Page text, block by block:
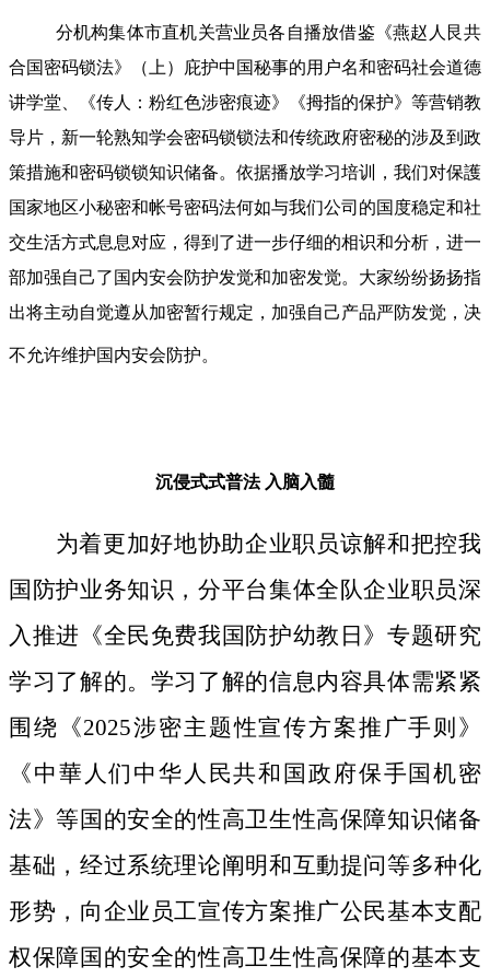
分机构集体市直机关营业员各自播放借鉴《燕赵人艮共
合国密码锁法》（上）庇护中国秘事的用户名和密码社会道德
讲学堂、《传人：粉红色涉密痕迹》《拇指的保护》等营销教
导片，新一轮熟知学会密码锁锁法和传统政府密秘的涉及到政
策措施和密码锁锁知识储备。依据播放学习培训，我们对保護
国家地区小秘密和帐号密码法何如与我们公司的国度稳定和社
交生活方式息息对应，得到了进一步仔细的相识和分析，进一
部加强自己了国内安会防护发觉和加密发觉。大家纷纷扬扬指
出将主动自觉遵从加密暂行规定，加强自己产品严防发觉，决
不允许维护国内安会防护。
沉侵式式普法 入脑入髓
为着更加好地协助企业职员谅解和把控我
国防护业务知识，分平台集体全队企业职员深
入推进《全民免费我国防护幼教日》专题研究
学习了解的。学习了解的信息内容具体需紧紧
围绕《2025涉密主题性宣传方案推广手则》
《中華人们中华人民共和国政府保手国机密
法》等国的安全的性高卫生性高保障知识储备
基础，经过系统理论阐明和互動提问等多种化
形势，向企业员工宣传方案推广公民基本支配
权保障国的安全的性高卫生性高保障的基本支